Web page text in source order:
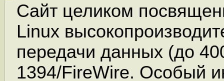
Сайт целиком
Linux
передачи данных (до
1394/FireWire. Особый